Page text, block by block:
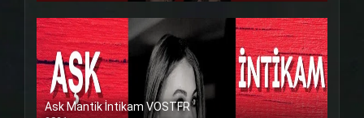
Ask Mantik İntikam VOSTFR